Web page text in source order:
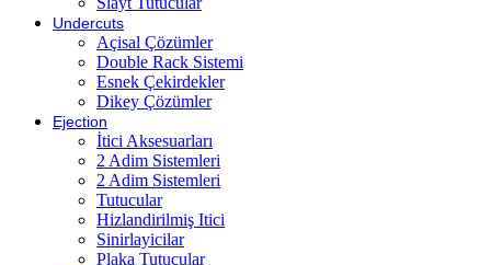
Undercuts
Açisal Çözümler
Double Rack Sistemi
Esnek Çekirdekler
Dikey Çözümler
Ejection
İtici Aksesuarları
2 Adim Sistemleri
2 Adim Sistemleri
Tutucular
Hizlandirilmiş Itici
Sinirlayicilar
Plaka Tutucular